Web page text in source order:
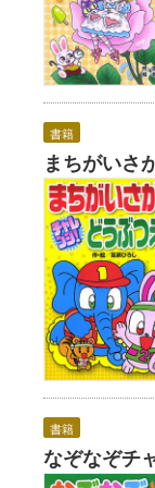
書籍
まちがいさ
書籍
なぞなぞチ